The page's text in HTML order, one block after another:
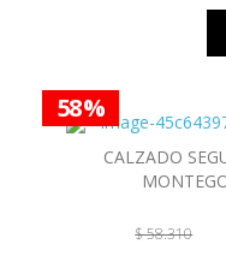
58 %
CALZADO
$ 58.310